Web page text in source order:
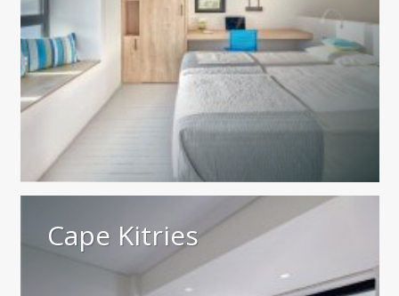
Cape Kitries